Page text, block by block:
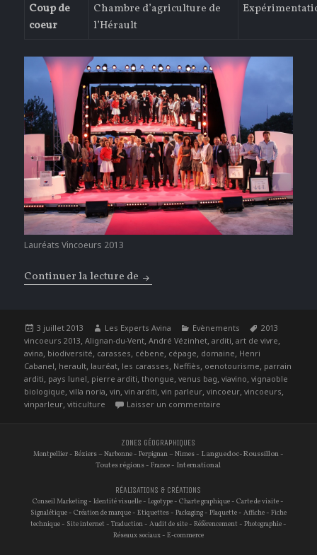
Coup de
coeur
Chambre d’agriculture de
l’Hérault
Lauréats Vincoeurs 2013
Continuer la lecture de Rendre hommage à la Viticulture
Publié
le
3 juillet 2013 Auteur
Les Experts Avina Catégories
Evènements Étiquettes
2013
vincoeurs 2013,Alignan-du-Vent,André Vézinhet,arditi,art de vivre,
avina, biodiversité, carasses, cébene, cépage, domaine, Henri
Cabanel, herault, lauréat, les carasses, Neffiès, oenotourisme, parrain
arditi, pays lunel, pierre arditi,thongue,venus bag,viavino,vignaoble
biologique,villa noria,vin,vin arditi,vin parleur,vincoeur,vincoeurs,
vinparleur,viticulture Laisser un commentaire
ZONES GÉOGRAPHIQUES
Montpellier - Béziers –Narbonne - Perpignan –Nimes - Languedoc-Roussillon -
Toutes régions -France - International
RÉALISATIONS & CRÉATIONS
Conseil Marketing -Identité visuelle -Logotype -Charte graphique -Carte de visite -
Signalétique - Création de marque - Etiquettes - Packaging - Plaquette - Affiche - Fiche
technique - Site internet - Traduction - Audit de site - Référencement - Photographie -
Réseaux sociaux - E-commerce